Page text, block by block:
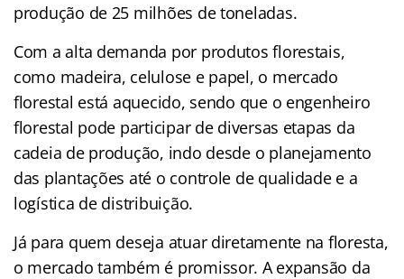
produção de 25 milhões de toneladas.
Com a alta demanda por produtos florestais,
como madeira, celulose e papel, o mercado
florestal está aquecido, sendo que o engenheiro
florestal pode participar de diversas etapas da
cadeia de produção, indo desde o planejamento
das plantações até o controle de qualidade e a
logística de distribuição.
Já para quem deseja atuar diretamente na floresta,
o mercado também é promissor. A expansão da